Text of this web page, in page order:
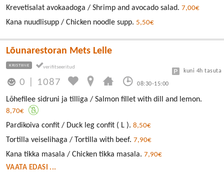
Krevetisalat avokaadoga / Shrimp and avocado salad. 7,00€
Kana nuudlisupp / Chicken noodle supp. 5,50€
Lõunarestoran Mets Lelle
KRISTIINE
0 1087 08:30-15:00
kuni 4h tasuta
Lõhefilee sidruni ja tilliga / Salmon fillet with dill and lemon.
8,70€
Pardikoiva confit / Duck leg confit ( L ). 8,50€
Tortilla veiselihaga / Tortilla with beef. 7,90€
Kana tikka masala / Chicken tikka masala. 7,90€
VAATA EDASI ...